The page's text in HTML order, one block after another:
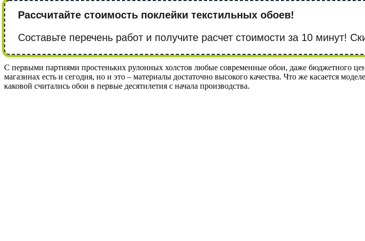
Рассчитайте стоимость поклейки текстильных обоев!
Составьте перечень работ и получите расчет стоимости за 10 минут!
С первыми партиями простеньких рулонных холстов любые современные обои, даже бюджетного
магазинах есть и сегодня, но и это – материалы достаточно высокого качества. Что же касается
каковой считались обои в первые десятилетия с начала производства.